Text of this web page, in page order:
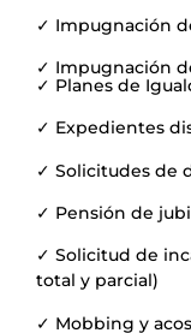
✓ Impugnación
✓ Impugnación
✓ Planes de
✓ Expedientes
✓ Solicitudes de
✓ Pensión de
✓ Solicitud de
total y parcial)
✓ Mobbing y